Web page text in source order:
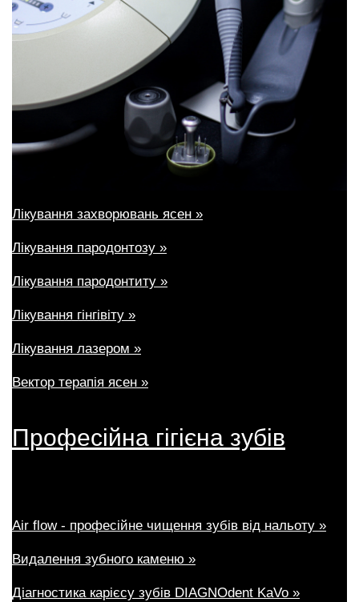
Лікування захворювань ясен »
Лікування пародонтозу »
Лікування пародонтиту »
Лікування гінгівіту »
Лікування лазером »
Вектор терапія ясен »
Професійна гігієна зубів
Air flow - професійне чищення зубів від нальоту »
Видалення зубного каменю »
Діагностика карієсу зубів DIAGNOdent KaVo »